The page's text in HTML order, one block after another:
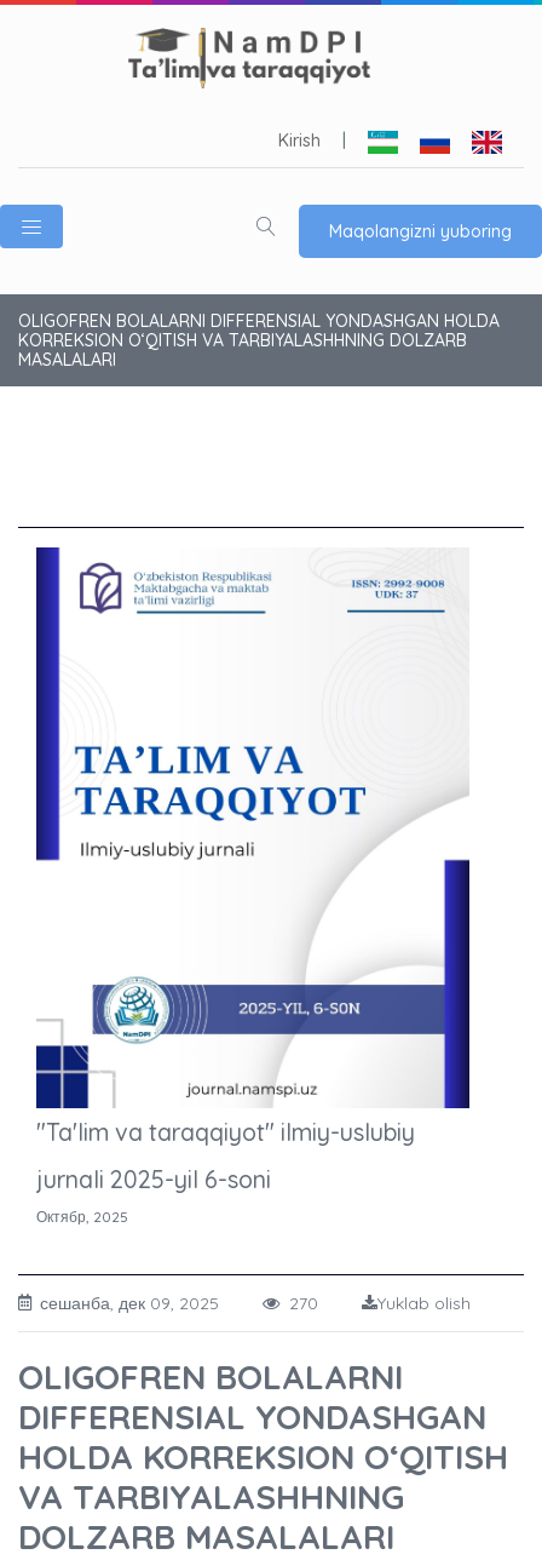
Kirish
Maqolangizni yuboring
OLIGOFREN BOLALARNI DIFFERENSIAL YONDASHGAN HOLDA
KORREKSION OʻQITISH VA TARBIYALASHHNING DOLZARB
MASALALARI
"Ta'lim va taraqqiyot" ilmiy-uslubiy
jurnali 2025-yil 6-soni
Октябр, 2025
сешанба, дек 09, 2025 270 Yuklab olish
OLIGOFREN BOLALARNI
DIFFERENSIAL YONDASHGAN
HOLDA KORREKSION OʻQITISH
VA TARBIYALASHHNING
DOLZARB MASALALARI